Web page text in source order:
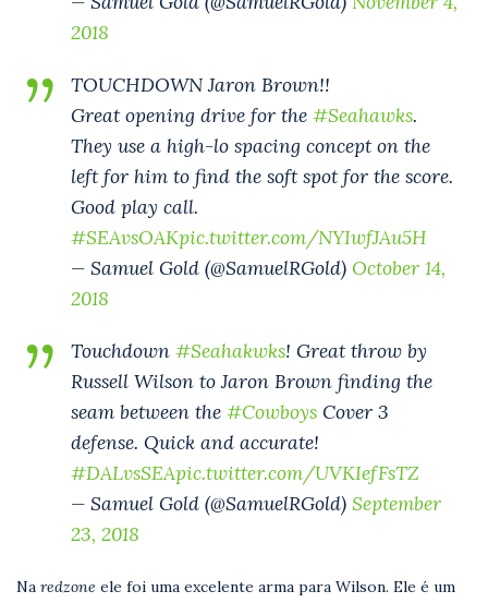
2018
TOUCHDOWN Jaron Brown!!
Great opening drive for the #Seahawks.
They use a high-lo spacing concept on the
left for him to find the soft spot for the score.
Good play call.
#SEAvsOAKpic.twitter.com/NYIwfJAu5H
— Samuel Gold (@SamuelRGold) October 14,
2018
Touchdown #Seahakwks! Great throw by
Russell Wilson to Jaron Brown finding the
seam between the #Cowboys Cover 3
defense. Quick and accurate!
#DALvsSEApic.twitter.com/UVKIefFsTZ
— Samuel Gold (@SamuelRGold) September
23, 2018
Na redzone ele foi uma excelente arma para Wilson. Ele é um